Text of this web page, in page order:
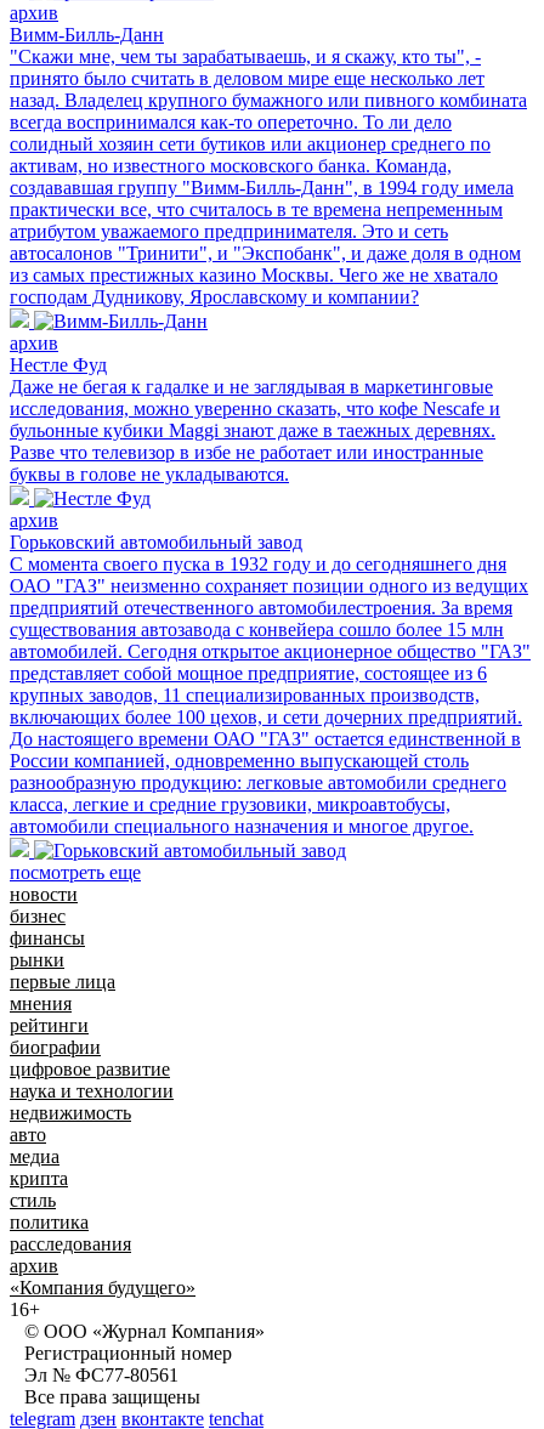
архив
Вимм-Билль-Данн
"Скажи мне, чем ты зарабатываешь, и я скажу, кто ты", -
принято было считать в деловом мире еще несколько лет
назад. Владелец крупного бумажного или пивного комбината
всегда воспринимался как-то опереточно. То ли дело
солидный хозяин сети бутиков или акционер среднего по
активам, но известного московского банка. Команда,
создававшая группу "Вимм-Билль-Данн", в 1994 году имела
практически все, что считалось в те времена непременным
атрибутом уважаемого предпринимателя. Это и сеть
автосалонов "Тринити", и "Экспобанк", и даже доля в одном
из самых престижных казино Москвы. Чего же не хватало
господам Дудникову, Ярославскому и компании?
архив
Нестле Фуд
Даже не бегая к гадалке и не заглядывая в маркетинговые
исследования, можно уверенно сказать, что кофе Nescafe и
бульонные кубики Maggi знают даже в таежных деревнях.
Разве что телевизор в избе не работает или иностранные
буквы в голове не укладываются.
архив
Горьковский автомобильный завод
С момента своего пуска в 1932 году и до сегодняшнего дня
ОАО "ГАЗ" неизменно сохраняет позиции одного из ведущих
предприятий отечественного автомобилестроения. За время
существования автозавода с конвейера сошло более 15 млн
автомобилей. Сегодня открытое акционерное общество "ГАЗ"
представляет собой мощное предприятие, состоящее из 6
крупных заводов, 11 специализированных производств,
включающих более 100 цехов, и сети дочерних предприятий.
До настоящего времени ОАО "ГАЗ" остается единственной в
России компанией, одновременно выпускающей столь
разнообразную продукцию: легковые автомобили среднего
класса, легкие и средние грузовики, микроавтобусы,
автомобили специального назначения и многое другое.
посмотреть еще
новости
бизнес
финансы
рынки
первые лица
мнения
рейтинги
биографии
цифровое развитие
наука и технологии
недвижимость
авто
медиа
крипта
стиль
политика
расследования
архив
«Компания будущего»
16+
© ООО «Журнал Компания»
Регистрационный номер
Эл № ФС77-80561
Все права защищены
telegram дзен вконтакте tenchat